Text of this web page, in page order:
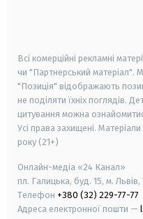
Всі комерційні рекламні
чи "Партнерський матеріал".
"Позиція" відображають
не поділяти їхніх поглядів.
цитування можна
Усі права захищені. Матеріали
року (21+)
Онлайн-медіа «24 Канал»
пл. Галицька, буд. 15, м.
Телефон +380 (32) 229-77-77
Адреса електронної пошти —